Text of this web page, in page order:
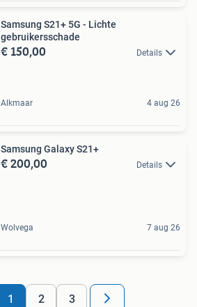
Samsung S21+ 5G - Lichte
gebruikersschade
€ 150,00 Details
Alkmaar 4 aug 26
Samsung Galaxy S21+
€ 200,00 Details
Wolvega 7 aug 26
1 2 3